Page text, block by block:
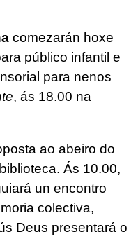
comezarán hoxe
público infantil e
para nenos
, ás 18.00 na
ao abeiro do
Ás 10.00,
un encontro
colectiva,
Deus presentará o